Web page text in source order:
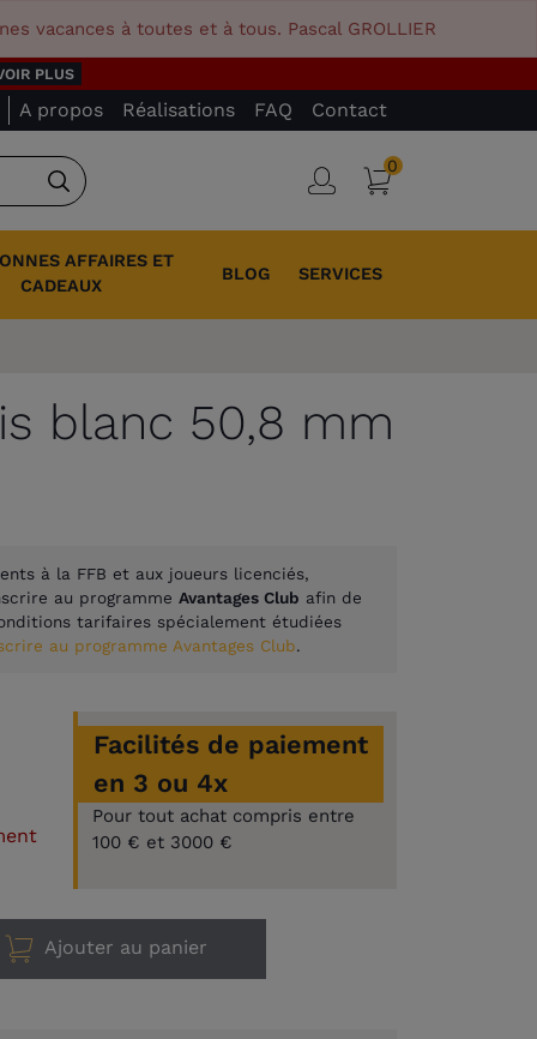
vacances à toutes et à tous. Pascal GROLLIER
PLUS
A propos Réalisations FAQ Contact
Rechercher
Connexion
Panier
0
AFFAIRES ET
CADEAUX
BLOG SERVICES
blanc 50,8 mm
à la FFB et aux joueurs licenciés,
au programme Avantages Club afin de
tarifaires spécialement étudiées
au programme Avantages Club.
Facilités de paiement
en 3 ou 4x
Pour tout achat compris entre
100 € et 3000 €
Ajouter au panier